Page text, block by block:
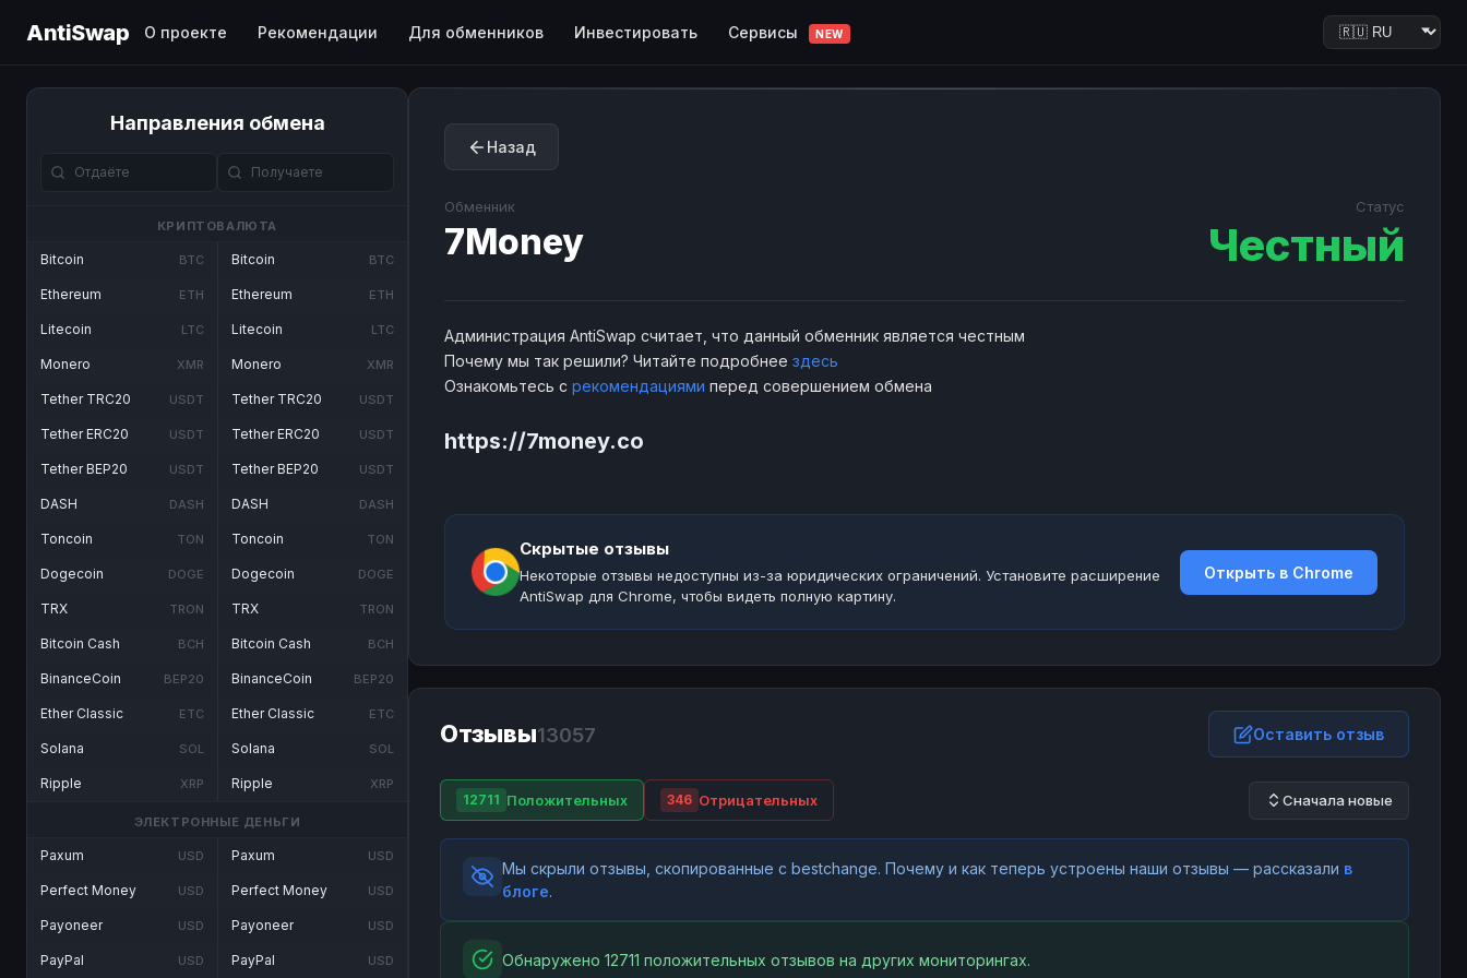
AntiSwap О проекте Рекомендации Для обменников Инвестировать Сервисы NEW
Направления обмена
КРИПТОВАЛЮТА
Bitcoin BTC
Ethereum ETH
Litecoin LTC
Monero XMR
Tether TRC20 USDT
Tether ERC20 USDT
Tether BEP20 USDT
DASH DASH
Toncoin TON
Dogecoin DOGE
TRX TRON
Bitcoin Cash BCH
BinanceCoin BEP20
Ether Classic ETC
Solana SOL
Ripple XRP
Bitcoin BTC
Ethereum ETH
Litecoin LTC
Monero XMR
Tether TRC20 USDT
Tether ERC20 USDT
Tether BEP20 USDT
DASH DASH
Toncoin TON
Dogecoin DOGE
TRX TRON
Bitcoin Cash BCH
BinanceCoin BEP20
Ether Classic ETC
Solana SOL
Ripple XRP
ЭЛЕКТРОННЫЕ ДЕНЬГИ
Paxum USD
Perfect Money USD
Payoneer USD
PayPal USD
Paxum USD
Perfect Money USD
Payoneer USD
PayPal USD
Назад
Обменник
7Money
Статус
Честный
Администрация AntiSwap считает, что данный обменник является честным
Почему мы так решили? Читайте подробнее здесь
Ознакомьтесь с рекомендациями перед совершением обмена
https://7money.co
Скрытые отзывы
Некоторые отзывы недоступны из-за юридических ограничений. Установите расширение
AntiSwap для Chrome, чтобы видеть полную картину.
Открыть в Chrome
Отзывы13057 Оставить отзыв
12711 Положительных 346 Отрицательных Сначала новые
Мы скрыли отзывы, скопированные с bestchange. Почему и как теперь устроены наши отзывы — рассказали в
блоге.
Обнаружено 12711 положительных отзывов на других мониторингах.